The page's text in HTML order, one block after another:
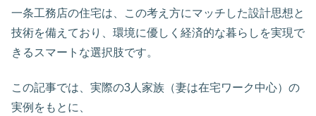
一条工務店の住宅は、この考え方にマッチした設計思想と
技術を備えており、環境に優しく経済的な暮らしを実現で
きるスマートな選択肢です。
この記事では、実際の3人家族（妻は在宅ワーク中心）の
実例をもとに、